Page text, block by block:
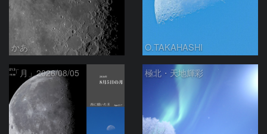
かあ O.TAKAHASHI
「月」2026/08/05 極北・天地輝彩